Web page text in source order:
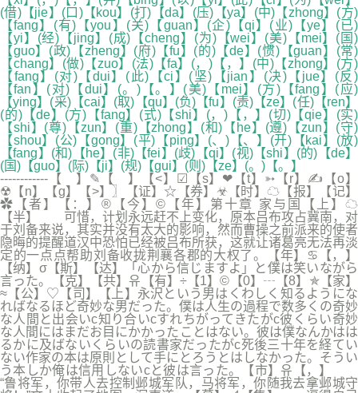
(借)【jie】(口)【kou】(打)【da】(压)【ya】(中)【zhong】(方)
【fang】(有)【you】(关)【guan】(企)【qi】(业)【ye】(已)
【yi】(经)【jing】(成)【cheng】(为)【wei】(美)【mei】(国)
【guo】(政)【zheng】(府)【fu】(的)【de】(惯)【guan】(常)
【chang】(做)【zuo】(法)【fa】(，)【，】(中)【zhong】(方)
【fang】(对)【dui】(此)【ci】(坚)【jian】(决)【jue】(反)
【fan】(对)【dui】(。)【。】(美)【mei】(方)【fang】(应)
【ying】(采)【cai】(取)【qu】(负)【fu】(责)【ze】(任)【ren】
(的)【de】(方)【fang】(式)【shi】(，)【，】(切)【qie】(实)
【shi】(尊)【zun】(重)【zhong】(和)【he】(遵)【zun】(守)
【shou】(公)【gong】(平)【ping】(、)【、】(开)【kai】(放)
【fang】(和)【he】(非)【fei】(歧)【qi】(视)【shi】(的)【de】
(国)【guo】(际)【ji】(规)【gui】(则)【ze】(。)【。】
------------【 】✎【 】【<】☑【s】❤【t】➳【r】✍【o】
☢【n】【g】【>】〗【证】☆【券】☣【时】☁【报】【记】
✿【者】【：】®【今】©【年】第十章 家与国【上】☁
【半】 可惜，计划永远赶不上变化，原本吕布攻占冀南，对
于刘备来说，其实并没有太大的影响，然而曹操之前派来的使者
隐晦的提醒道汉中恐怕已经被吕布所获，这就让诸葛亮无法再淡
定的一点点帮助刘备收拢荆襄各郡的大权了。【年】♋【，】
【纳】σ【斯】【达】「心から信じますよ」と僕は笑いながら
言った。【克】【共】유【有】÷【1】©【0】┄【8】✯【家】
≈【公】♡【司】【上】永沢という男はくわしく知るようにな
ればなるほど奇妙な男だった。僕は人生の過程で数多くの奇妙
な人間と出会いc知り合いcすれちがってきたがc彼くらい奇妙
な人間にはまだお目にかかったことはない。彼は僕なんかはは
るかに及ばないくらいの読書家だったがc死後三十年を経てい
ない作家の本は原則として手にとろうとはしなかった。そうい
う本しか俺は信用しないcと彼は言った。【市】유【，】
“鲁将军，你带人去控制邺城军队，马将军，你随我去拿邺城守